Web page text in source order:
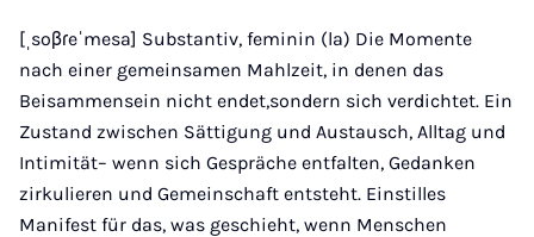
[ˌsoβɾeˈmesa] Substantiv, feminin (la) Die Momente
nach einer gemeinsamen Mahlzeit, in denen das
Beisammensein nicht endet,sondern sich verdichtet. Ein
Zustand zwischen Sättigung und Austausch, Alltag und
Intimität– wenn sich Gespräche entfalten, Gedanken
zirkulieren und Gemeinschaft entsteht. Einstilles
Manifest für das, was geschieht, wenn Menschen